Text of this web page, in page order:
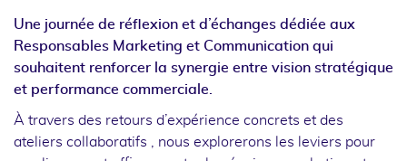
Une journée de réflexion et d’échanges dédiée aux
Responsables Marketing et Communication qui
souhaitent renforcer la synergie entre vision stratégique
et performance commerciale.
À travers des retours d’expérience concrets et des
ateliers collaboratifs , nous explorerons les leviers pour